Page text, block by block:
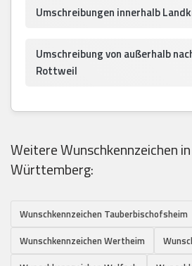
Umschreibungen innerhalb
Umschreibung von außerhalb
Rottweil
Weitere Wunschkennzeichen
Württemberg:
Wunschkennzeichen Tauberbischofsheim
Wunschkennzeichen Wertheim